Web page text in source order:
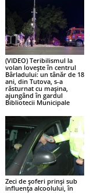
(VIDEO) Teribilismul la
volan lovește în centrul
Bârladului: un tânăr de 18
ani, din Tutova, s-a
răsturnat cu mașina,
ajungând în gardul
Bibliotecii Municipale
Zeci de șoferi prinși sub
influența alcoolului, în